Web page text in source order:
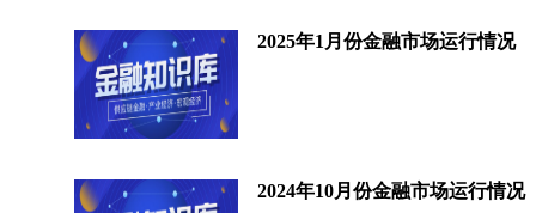
2025年1月份金融市场运行情况
2024年10月份金融市场运行情况